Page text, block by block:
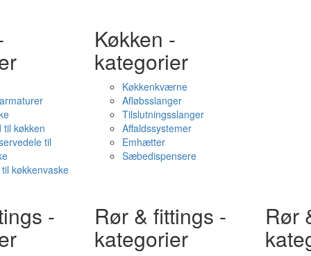
til køkken
til
køkkenvaske
Køkken -
kategorier
Køkkenkværne
Afløbsslanger
Tilslutningsslanger
Affaldssystemer
Emhætter
Sæbedispensere
- Rør & fittings -
kategorier
Rør